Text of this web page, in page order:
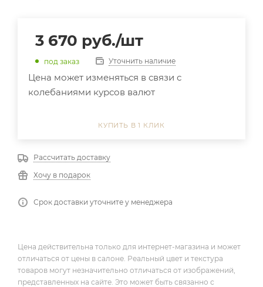
3 670 руб./шт
под заказ Уточнить наличие
Цена может изменяться в связи с
колебаниями курсов валют
КУПИТЬ В 1 КЛИК
Рассчитать доставку
Хочу в подарок
Срок доставки уточните у менеджера
Цена действительна только для интернет-магазина и может
отличаться от цены в салоне. Реальный цвет и текстура
товаров могут незначительно отличаться от изображений,
представленных на сайте. Это может быть связанно с